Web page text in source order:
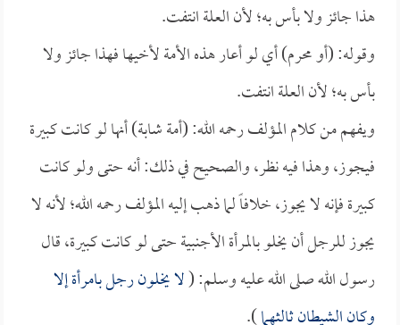
هذا جائز ولا بأس به؛ لأن العلة انتفت.
وقوله: (أو محرم) أي لو أعار هذه الأمة لأخيها فهذا جائز ولا
بأس به؛ لأن العلة انتفت.
ويفهم من كلام المؤلف رحمه الله: (أمة شابة) أنها لو كانت كبيرة
فيجوز، وهذا فيه نظر، والصحيح في ذلك: أنه حتى ولو كانت
كبيرة فإنه لا يجوز، خلافاً لما ذهب إليه المؤلف رحمه الله؛ لأنه لا
يجوز للرجل أن يخلو بالمرأة الأجنبية حتى لو كانت كبيرة، قال
رسول الله صلى الله عليه وسلم: (لا يخلون رجل بامرأة إلا